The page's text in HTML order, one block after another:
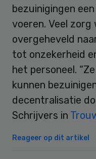
bezuinigingen
voeren. Veel
overgeheveld
tot onzekerheid
het personeel.
kunnen
decentralisatie
Schrijvers in
Reageer op dit artikel